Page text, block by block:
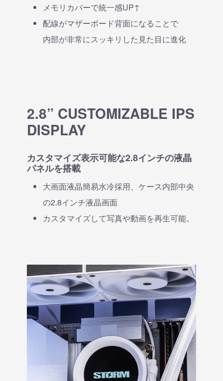
メモリカバーで統一感UP↑
配線がマザーボード背面になることで
内部が非常にスッキリした見た目に進化
2.8” CUSTOMIZABLE IPS
DISPLAY
カスタマイズ表示可能な2.8インチの液晶
パネルを搭載
大画面液晶簡易水冷採用、ケース内部中央
の2.8インチ液晶画面
カスタマイズして写真や動画を再生可能。